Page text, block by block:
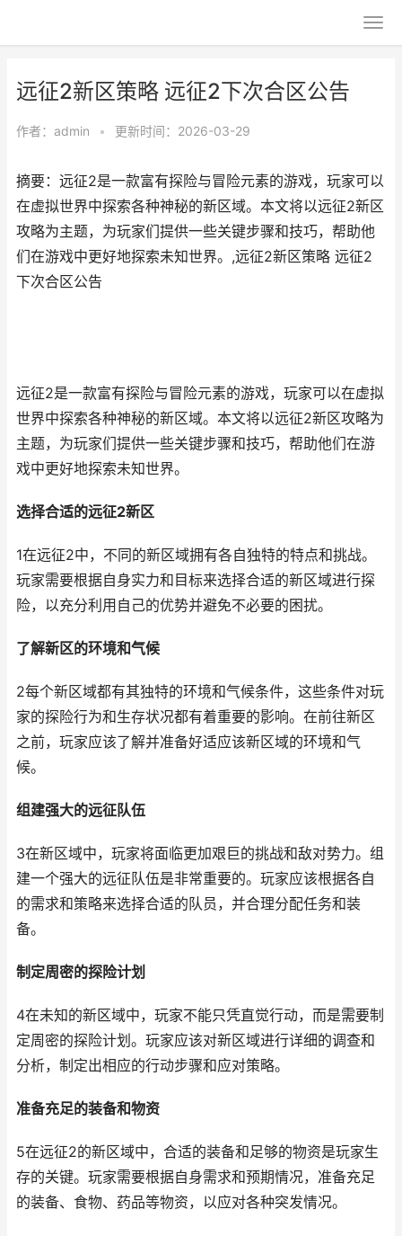
远征2新区策略 远征2下次合区公告
作者： admin • 更新时间：2026-03-29
摘要：远征2是一款富有探险与冒险元素的游戏，玩家可以
在虚拟世界中探索各种神秘的新区域。本文将以远征2新区
攻略为主题，为玩家们提供一些关键步骤和技巧，帮助他
们在游戏中更好地探索未知世界。,远征2新区策略 远征2
下次合区公告
远征2是一款富有探险与冒险元素的游戏，玩家可以在虚拟
世界中探索各种神秘的新区域。本文将以远征2新区攻略为
主题，为玩家们提供一些关键步骤和技巧，帮助他们在游
戏中更好地探索未知世界。
选择合适的远征2新区
1在远征2中，不同的新区域拥有各自独特的特点和挑战。
玩家需要根据自身实力和目标来选择合适的新区域进行探
险，以充分利用自己的优势并避免不必要的困扰。
了解新区的环境和气候
2每个新区域都有其独特的环境和气候条件，这些条件对玩
家的探险行为和生存状况都有着重要的影响。在前往新区
之前，玩家应该了解并准备好适应该新区域的环境和气
候。
组建强大的远征队伍
3在新区域中，玩家将面临更加艰巨的挑战和敌对势力。组
建一个强大的远征队伍是非常重要的。玩家应该根据各自
的需求和策略来选择合适的队员，并合理分配任务和装
备。
制定周密的探险计划
4在未知的新区域中，玩家不能只凭直觉行动，而是需要制
定周密的探险计划。玩家应该对新区域进行详细的调查和
分析，制定出相应的行动步骤和应对策略。
准备充足的装备和物资
5在远征2的新区域中，合适的装备和足够的物资是玩家生
存的关键。玩家需要根据自身需求和预期情况，准备充足
的装备、食物、药品等物资，以应对各种突发情况。